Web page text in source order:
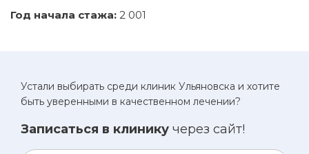
Неалкогольная Жировая Болезнь Печени
Заболевания щитовидной железы
синдром Кушинга и синдром хронической
усталости
Год начала стажа: 2 001
Устали выбирать среди клиник Ульяновска и хотите
быть уверенными в качественном лечении?
Записаться в клинику через сайт!